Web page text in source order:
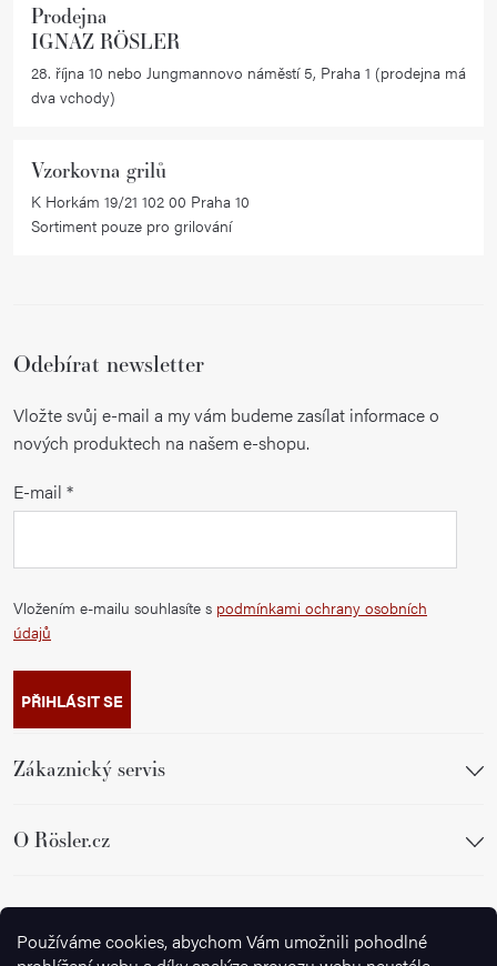
Používáme cookies, abychom Vám umožnili pohodlné
Prodejna
IGNAZ RÖSLER
28. října 10 nebo Jungmannovo náměstí 5, Praha 1 (prodejna má
dva vchody)
Vzorkovna grilů
K Horkám 19/21 102 00 Praha 10
Sortiment pouze pro grilování
Odebírat newsletter
Vložte svůj e-mail a my vám budeme zasílat informace o
nových produktech na našem e-shopu.
E-mail
Vložením e-mailu souhlasíte s podmínkami ochrany osobních
údajů
PŘIHLÁSIT SE
Zákaznický servis
O Rösler.cz
Sledujte nás